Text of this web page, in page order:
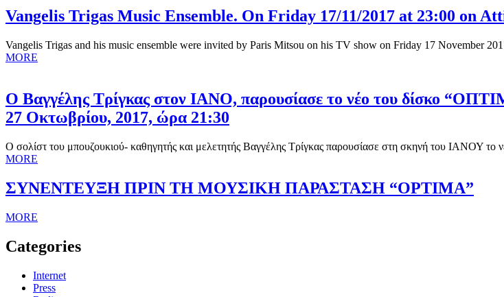
Vangelis Trigas Music Ensemble. On Friday 17/11/2017 at 23:00 on
Vangelis Trigas and his music ensemble were invited by Paris Mitsou on his TV show on Friday 17 November
MORE
Ο Βαγγέλης Τρίγκας στον ΙΑΝΟ, παρουσίασε το νέο του δίσκο
27 Οκτωβρίου, 2017, ώρα 21:30
Ο σολίστ του μπουζουκιού- καθηγητής και μελετητής Βαγγέλης Τρίγκας παρουσίασε στη σκηνή του ΙΑΝΟΥ
MORE
ΣΥΝΕΝΤΕΥΞΗ ΠΡΙΝ ΤΗ ΜΟΥΣΙΚΗ ΠΑΡΑΣΤΑΣΗ “ΟΡΤΙΜΑ”
MORE
Categories
Internet
Press